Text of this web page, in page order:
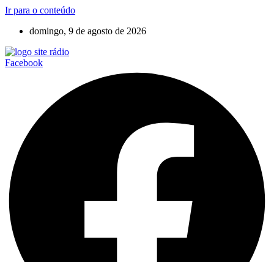
Ir para o conteúdo
domingo, 9 de agosto de 2026
Facebook